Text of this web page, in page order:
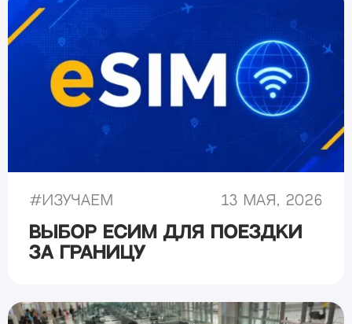
#Изучаем 13 мая, 2026
Выбор еСИМ для поездки
за границу